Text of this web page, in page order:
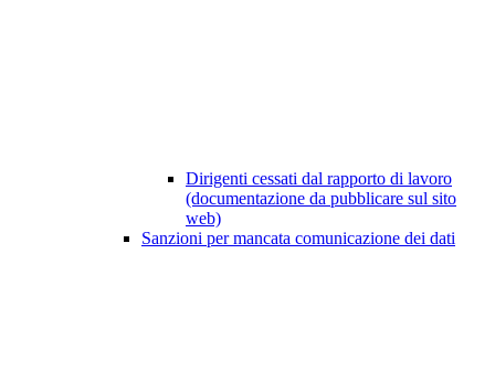
Dirigenti cessati dal rapporto di lavoro
(documentazione da pubblicare sul sito
web)
Sanzioni per mancata comunicazione dei dati